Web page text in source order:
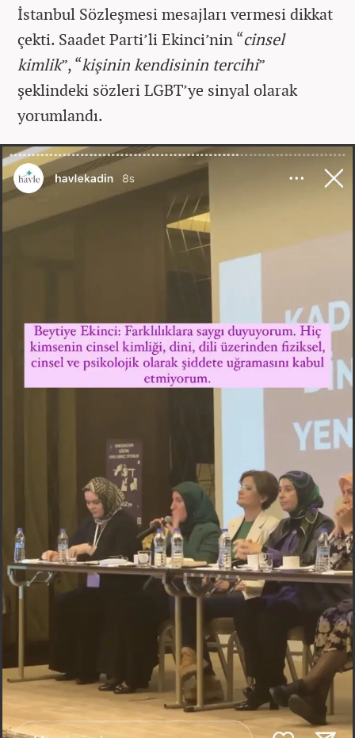
İstanbul Sözleşmesi mesajları vermesi dikkat
çekti. Saadet Parti’li Ekinci’nin “cinsel
kimlik”, “kişinin kendisinin tercihi”
şeklindeki sözleri LGBT’ye sinyal olarak
yorumlandı.